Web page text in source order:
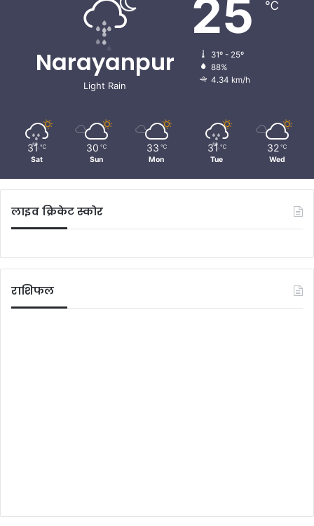
Narayanpur
Light Rain
25 ℃
31º - 25º
88%
4.34 km/h
31 ℃
Sat
30 ℃
Sun
33 ℃
Mon
31 ℃
Tue
32 ℃
Wed
लाइव क्रिकेट स्कोर
राशिफल